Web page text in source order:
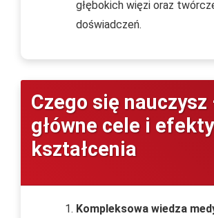
głębokich więzi oraz
doświadczeń.
Czego się nauczysz
główne cele i efekty
kształcenia
Kompleksowa wiedza